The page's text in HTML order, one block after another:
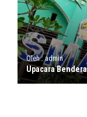
Oleh : admin
Upacara